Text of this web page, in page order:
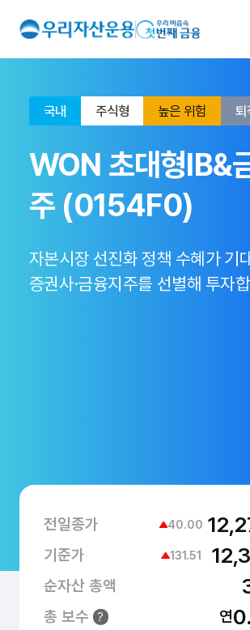
국내 주식형 높은 위험 퇴
WON 초대형IB&
주 (0154F0)
자본시장 선진화 정책 수혜가 기
증권사·금융지주를 선별해 투자
전일종가 40.00
기준가 131.51
순자산 총액
총 보수 ? 연